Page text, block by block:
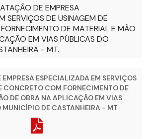
DE EMPRESA
SERVIÇOS DE USINAGEM DE
DE MATERIAL E MÃO
EM VIAS PÚBLICAS DO
- MT.
ESPECIALIZADA EM SERVIÇOS
CONCRETO COM FORNECIMENTO DE
DE OBRA NA APLICAÇÃO EM VIAS
MUNICÍPIO DE CASTANHEIRA - MT.